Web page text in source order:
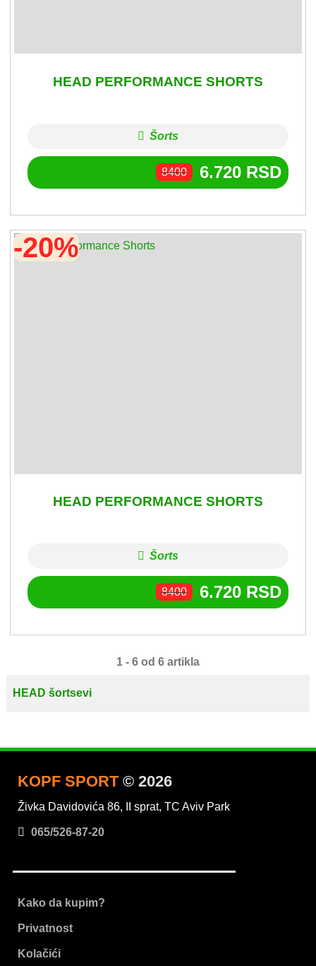
HEAD PERFORMANCE SHORTS
Šorts
8400 6.720 RSD
HEAD PERFORMANCE SHORTS
Šorts
8400 6.720 RSD
-20%
1 - 6 od 6 artikla
HEAD šortsevi
KOPF SPORT© 2026
Živka Davidovića 86, II sprat, TC Aviv Park
065/526-87-20
Kako da kupim?
Privatnost
Kolačići